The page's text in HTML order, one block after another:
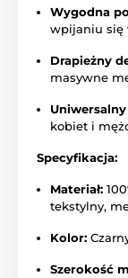
Wygodna
wpijaniu się
Drapieżny
masywne
kobiet i
Specyfikacja:
Materiał:
tekstylny,
Kolor:
Szerokość